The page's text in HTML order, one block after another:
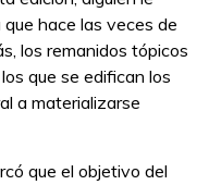
hace las veces de
los remanidos tópicos
que se edifican los
a materializarse
que el objetivo del